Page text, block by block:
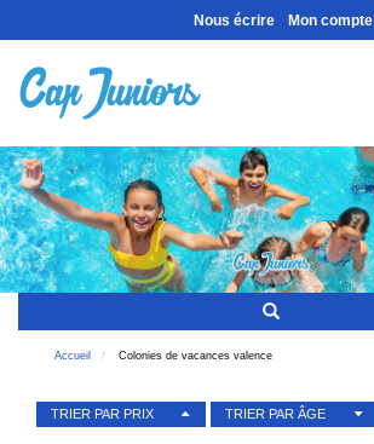
Nous écrire Mon compte
Accueil Colonies de vacances valence
TRIER PAR PRIX TRIER PAR ÂGE